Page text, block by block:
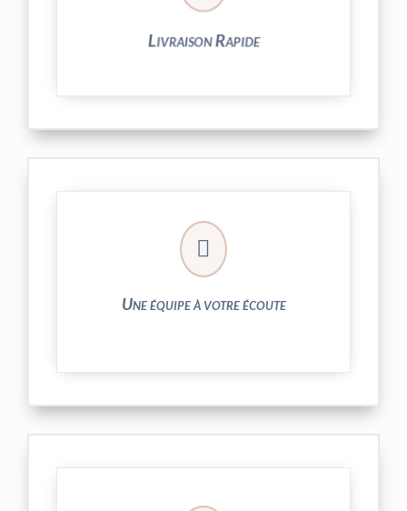
Livraison Rapide

Une équipe à votre écoute
N’hésitez pas à nous solliciter
► 04 73 27 04 20
► contact@peekaboo.fr